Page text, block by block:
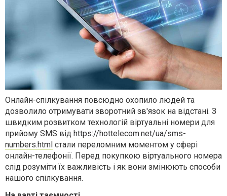
Онлайн-спілкування повсюдно охопило людей та
дозволило отримувати зворотний зв'язок на відстані. З
швидким розвитком технологій віртуальні номери для
прийому SMS від https://hottelecom.net/ua/sms-
numbers.html стали переломним моментом у сфері
онлайн-телефонії. Перед покупкою віртуального номера
слід розуміти їх важливість і як вони змінюють способи
нашого спілкування.